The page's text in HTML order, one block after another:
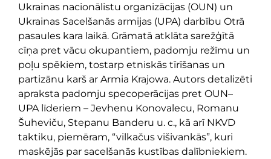
Ukrainas nacionālistu organizācijas (OUN) un
Ukrainas Sacelšanās armijas (UPA) darbību Otrā
pasaules kara laikā. Grāmatā atklāta sarežģītā
cīņa pret vācu okupantiem, padomju režīmu un
poļu spēkiem, tostarp etniskās tīrīšanas un
partizānu karš ar Armia Krajowa. Autors detalizēti
apraksta padomju specoperācijas pret OUN–
UPA līderiem – Jevhenu Konovalecu, Romanu
Šuheviču, Stepanu Banderu u. c., kā arī NKVD
taktiku, piemēram, “vilkačus višivankās”, kuri
maskējās par sacelšanās kustības dalībniekiem.